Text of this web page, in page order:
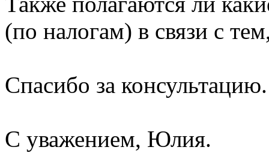
(по налогам) в связи с
Спасибо за консультацию.
С уважением, Юлия.